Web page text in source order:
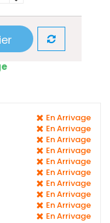
En Arrivage
En Arrivage
En Arrivage
En Arrivage
En Arrivage
En Arrivage
En Arrivage
En Arrivage
En Arrivage
En Arrivage